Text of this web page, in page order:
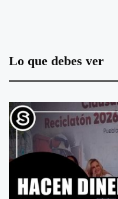
Lo que debes ver